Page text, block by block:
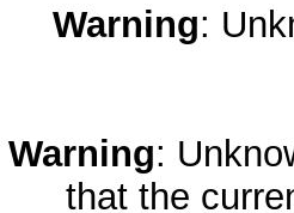
Warning:
Warning:
that the